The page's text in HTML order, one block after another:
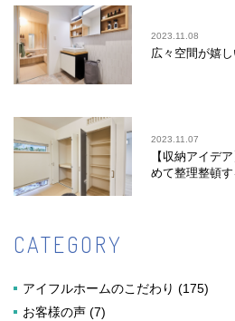
2023.11.08
広々空間が嬉
2023.11.07
【収納アイデ
めて整理整頓
CATEGORY
アイフルホームのこだわり (175)
お客様の声 (7)